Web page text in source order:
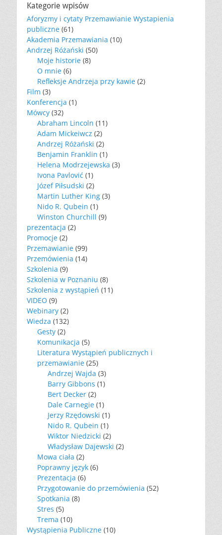
Kategorie wpisów
Aforyzmy i cytaty Przemawianie Wystapienia
publiczne (61)
Akademia Przemawiania (10)
Andrzej Różański (50)
Moje historie (8)
O mnie (6)
Refleksje Andrzeja przy kawie (2)
Film (3)
Konferencja (1)
Mówcy (32)
Abraham Lincoln (11)
Adam Mickeiwcz (2)
Andrzej Różański (2)
Benjamin Franklin (1)
Helena Modrzejewska (3)
Ivona Pavlović (1)
Józef Piłsudski (2)
Martin Luther King (3)
Nido R. Qubein (1)
Winston Churchill (9)
prezentacja (2)
Promocje (2)
Przemawianie (99)
Przemówienia (14)
Szkolenia (9)
Szkolenia w Poznaniu (8)
Szkolenia z wystąpień (11)
VIDEO (9)
Webinary (2)
Wiedza (132)
Gesty (2)
Komunikacja (5)
Literatura Wystąpień publicznych i
przemawianie (25)
Andrzej Wajda (3)
Barry Gibbons (1)
Bert Decker (2)
Dale Carnegie (1)
Jerzy Rzędowski (1)
Nido R. Qubein (1)
Wiktor Niedzicki (2)
Władysław Dajewski (2)
Mowa ciała (2)
Poprawny język (6)
Prezentacja (6)
Przygotowanie do przemówienia (52)
Spotkania (8)
Stres (5)
Trema (10)
Wystąpienia Publiczne (10)